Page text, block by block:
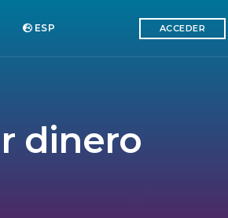
ESP ACCEDER
dinero